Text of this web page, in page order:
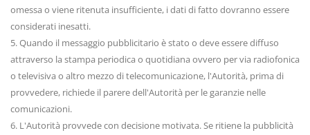
omessa o viene ritenuta insufficiente, i dati di fatto dovranno essere
considerati inesatti.
5. Quando il messaggio pubblicitario è stato o deve essere diffuso
attraverso la stampa periodica o quotidiana ovvero per via radiofonica
o televisiva o altro mezzo di telecomunicazione, l'Autorità, prima di
provvedere, richiede il parere dell'Autorità per le garanzie nelle
comunicazioni.
6. L'Autorità provvede con decisione motivata. Se ritiene la pubblicità